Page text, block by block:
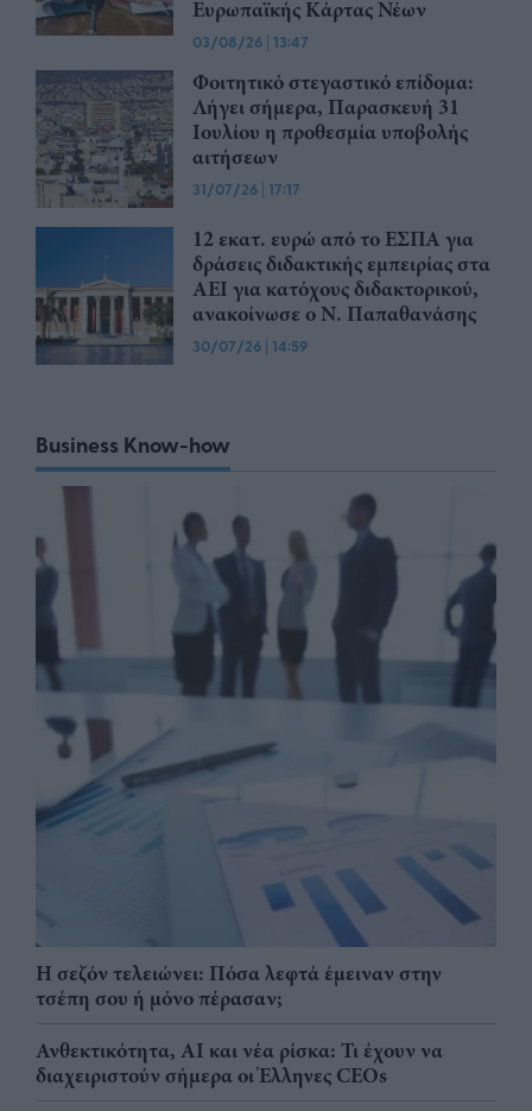
Ευρωπαϊκής Κάρτας Νέων
03/08/26 | 13:47
Φοιτητικό στεγαστικό επίδομα:
Λήγει σήμερα, Παρασκευή 31
Ιουλίου η προθεσμία υποβολής
αιτήσεων
31/07/26 | 17:17
12 εκατ. ευρώ από το ΕΣΠΑ για
δράσεις διδακτικής εμπειρίας στα
ΑΕΙ για κατόχους διδακτορικού,
ανακοίνωσε ο Ν. Παπαθανάσης
30/07/26 | 14:59
Business Know-how
Η σεζόν τελειώνει: Πόσα λεφτά έμειναν στην
τσέπη σου ή μόνο πέρασαν;
Ανθεκτικότητα, AI και νέα ρίσκα: Τι έχουν να
διαχειριστούν σήμερα οι Έλληνες CEOs